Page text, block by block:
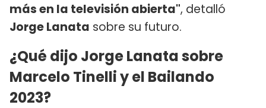
más en la televisión abierta", detalló
Jorge Lanata sobre su futuro.
¿Qué dijo Jorge Lanata sobre
Marcelo Tinelli y el Bailando
2023?